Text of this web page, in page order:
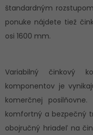
štandardným
ponuke nájdete tiež
osi 1600 mm.
Variabilný činkový
komponentov je
komerčnej
komfortný a bezpečný
obojručný hriadeľ na